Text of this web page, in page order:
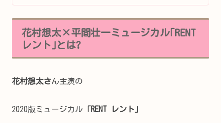
花村想太×平間壮一ミュージカル｢RENT
レント｣とは?
花村想太さん主演の
2020版ミュージカル 「RENT レント」